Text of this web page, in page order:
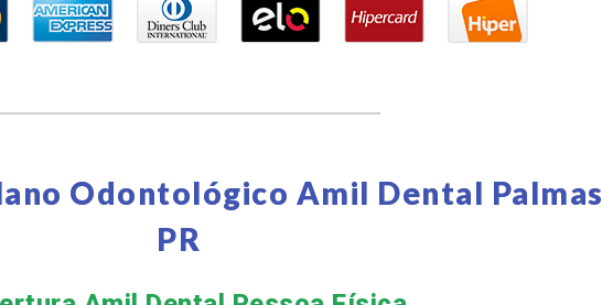
Odontológico Amil Dental Palmas
PR